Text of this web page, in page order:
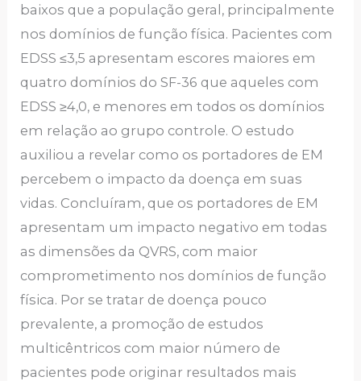
baixos que a população geral, principalmente
nos domínios de função física. Pacientes com
EDSS ≤3,5 apresentam escores maiores em
quatro domínios do SF-36 que aqueles com
EDSS ≥4,0, e menores em todos os domínios
em relação ao grupo controle. O estudo
auxiliou a revelar como os portadores de EM
percebem o impacto da doença em suas
vidas. Concluíram, que os portadores de EM
apresentam um impacto negativo em todas
as dimensões da QVRS, com maior
comprometimento nos domínios de função
física. Por se tratar de doença pouco
prevalente, a promoção de estudos
multicêntricos com maior número de
pacientes pode originar resultados mais